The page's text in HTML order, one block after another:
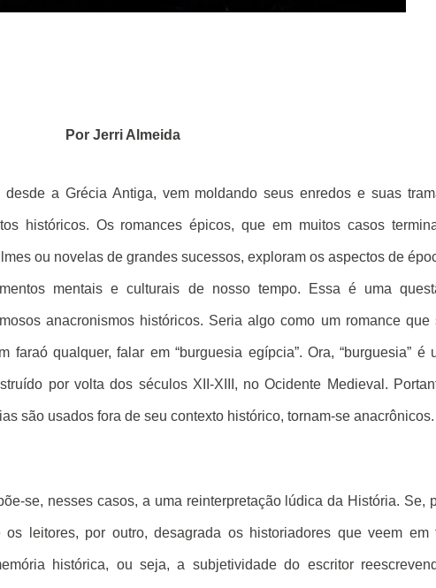
Por Jerri Almeida
desde a Grécia Antiga, vem moldando seus enredos e suas
históricos. Os romances épicos, que em muitos casos
ou novelas de grandes sucessos, exploram os aspectos de
mentais e culturais de nosso tempo. Essa é uma
anacronismos históricos. Seria algo como um romance que
faraó qualquer, falar em “burguesia egípcia”. Ora, “burguesia” é
por volta dos séculos XII-XIII, no Ocidente Medieval.
são usados fora de seu contexto histórico, tornam-se anacrônicos.
se, nesses casos, a uma reinterpretação lúdica da História. Se,
leitores, por outro, desagrada os historiadores que veem em
histórica, ou seja, a subjetividade do escritor